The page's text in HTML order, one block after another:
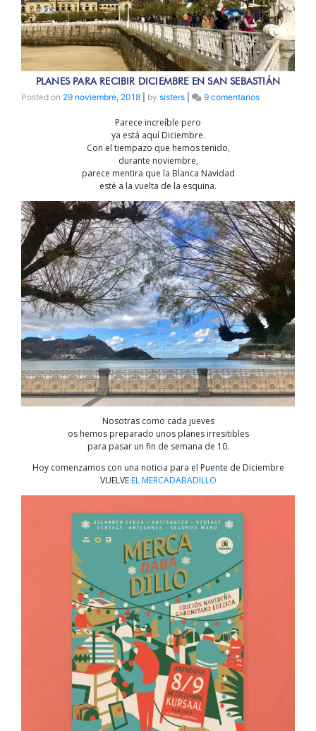
PLANES PARA RECIBIR DICIEMBRE EN SAN SEBASTIÁN
Posted on 29 noviembre, 2018 by sisters 9 comentariosen
Parece increíble pero
ya está aquí Diciembre.
Con el tiempazo que hemos tenido,
durante noviembre,
parece mentira que la Blanca Navidad
esté a la vuelta de la esquina.
Nosotras como cada jueves
os hemos preparado unos planes irresitibles
para pasar un fin de semana de 10.
Hoy comenzamos con una noticia para el Puente de Diciembre
VUELVEEL MERCADABADILLO